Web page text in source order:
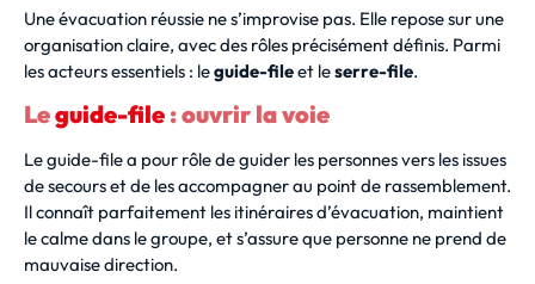
Une évacuation réussie ne s’improvise pas. Elle repose sur une
organisation claire, avec des rôles précisément définis. Parmi
les acteurs essentiels : leguide-fileet leserre-file.
Leguide-file : ouvrir la voie
Le guide-file a pour rôle de guider les personnes vers les issues
de secours et de les accompagner au point de rassemblement.
Il connaît parfaitement les itinéraires d’évacuation, maintient
le calme dans le groupe, et s’assure que personne ne prend de
mauvaise direction.